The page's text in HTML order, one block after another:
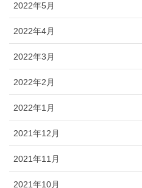
2022年5月
2022年4月
2022年3月
2022年2月
2022年1月
2021年12月
2021年11月
2021年10月